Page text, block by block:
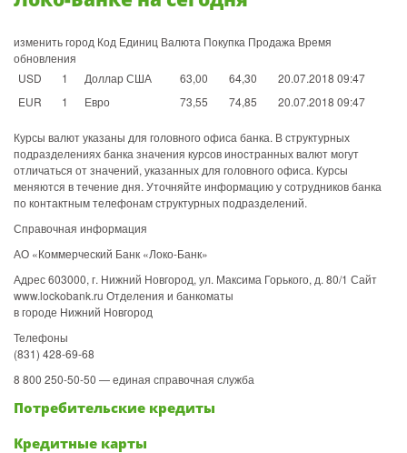
изменить город Код Единиц Валюта Покупка Продажа Время
обновления
USD
1 Доллар США 63,00 64,30
20.07.2018 09:47
EUR
1 Евро 73,55 74,85 20.07.2018 09:47
Курсы валют указаны для головного офиса банка. В структурных
подразделениях банка значения курсов иностранных валют могут
отличаться от значений, указанных для головного офиса. Курсы
меняются в течение дня. Уточняйте информацию у сотрудников банка
по контактным телефонам структурных подразделений.
Справочная информация
АО «Коммерческий Банк «Локо-Банк»
Адрес 603000, г. Нижний Новгород, ул. Максима Горького, д. 80/1 Сайт
www.lockobank.ru Отделения и банкоматы
в городе Нижний Новгород
Телефоны
(831) 428-69-68
8 800 250-50-50 — единая справочная служба
Потребительские кредиты
Кредитные карты